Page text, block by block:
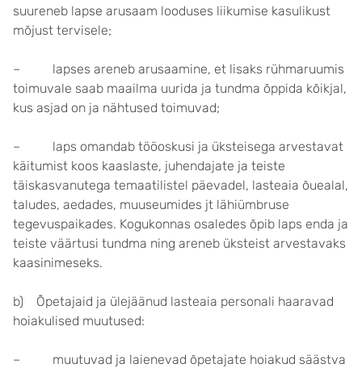
suureneb lapse arusaam looduses liikumise kasulikust
mõjust tervisele;
– lapses areneb arusaamine, et lisaks rühmaruumis
toimuvale saab maailma uurida ja tundma õppida kõikjal,
kus asjad on ja nähtused toimuvad;
– laps omandab tööoskusi ja üksteisega arvestavat
käitumist koos kaaslaste, juhendajate ja teiste
täiskasvanutega temaatilistel päevadel, lasteaia õuealal,
taludes, aedades, muuseumides jt lähiümbruse
tegevuspaikades. Kogukonnas osaledes õpib laps enda ja
teiste väärtusi tundma ning areneb üksteist arvestavaks
kaasinimeseks.
b) Õpetajaid ja ülejäänud lasteaia personali haaravad
hoiakulised muutused:
– muutuvad ja laienevad õpetajate hoiakud säästva